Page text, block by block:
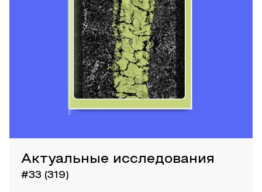
Актуальные исследования
#33 (319)